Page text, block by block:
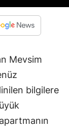
Mevsim
bilgilere